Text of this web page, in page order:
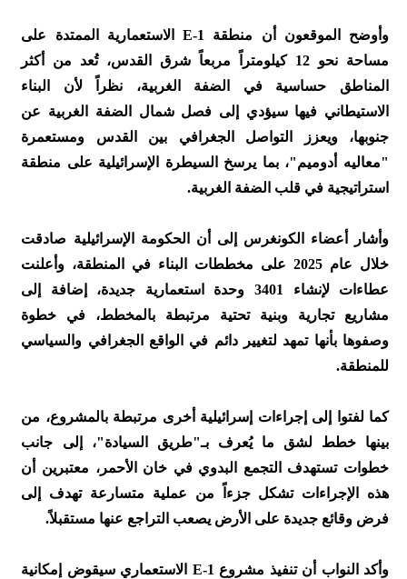
وأوضح الموقعون أن منطقة E-1 الاستعمارية الممتدة على
مساحة نحو 12 كيلومتراً مربعاً شرق القدس، تُعد من أكثر
المناطق حساسية في الضفة الغربية، نظراً لأن البناء
الاستيطاني فيها سيؤدي إلى فصل شمال الضفة الغربية عن
جنوبها، ويعزز التواصل الجغرافي بين القدس ومستعمرة
"معاليه أدوميم"، بما يرسخ السيطرة الإسرائيلية على منطقة
استراتيجية في قلب الضفة الغربية.
وأشار أعضاء الكونغرس إلى أن الحكومة الإسرائيلية صادقت
خلال عام 2025 على مخططات البناء في المنطقة، وأعلنت
عطاءات لإنشاء 3401 وحدة استعمارية جديدة، إضافة إلى
مشاريع تجارية وبنية تحتية مرتبطة بالمخطط، في خطوة
وصفوها بأنها تمهد لتغيير دائم في الواقع الجغرافي والسياسي
للمنطقة.
كما لفتوا إلى إجراءات إسرائيلية أخرى مرتبطة بالمشروع، من
بينها خطط لشق ما يُعرف بـ"طريق السيادة"، إلى جانب
خطوات تستهدف التجمع البدوي في خان الأحمر، معتبرين أن
هذه الإجراءات تشكل جزءاً من عملية متسارعة تهدف إلى
فرض وقائع جديدة على الأرض يصعب التراجع عنها مستقبلاً.
وأكد النواب أن تنفيذ مشروع E-1 الاستعماري سيقوض إمكانية